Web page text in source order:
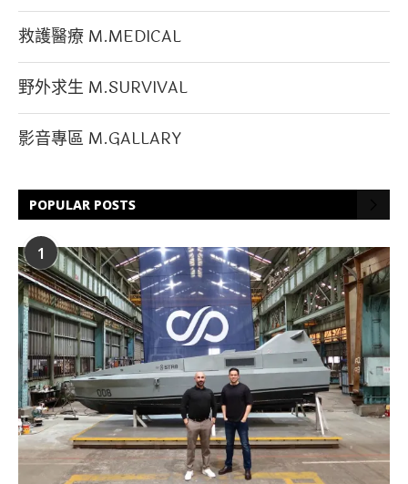
救護醫療 M.MEDICAL
野外求生 M.SURVIVAL
影音專區 M.GALLARY
POPULAR POSTS
1